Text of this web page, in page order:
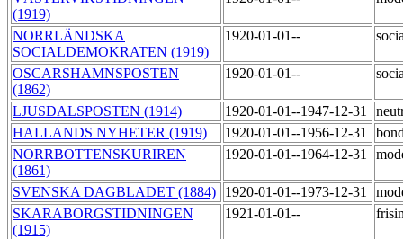
(1919)
NORRLÄNDSKA
SOCIALDEMOKRATEN (1919)
1920-01-01--
OSCARSHAMNSPOSTEN
(1862)
1920-01-01--
LJUSDALSPOSTEN (1914) 1920-01-01--1947-12-31
HALLANDS NYHETER (1919)
1920-01-01--1956-12-31
NORRBOTTENSKURIREN
(1861)
1920-01-01--1964-12-31
SVENSKA DAGBLADET (1884) 1920-01-01--1973-12-31
SKARABORGSTIDNINGEN
(1915)
1921-01-01--